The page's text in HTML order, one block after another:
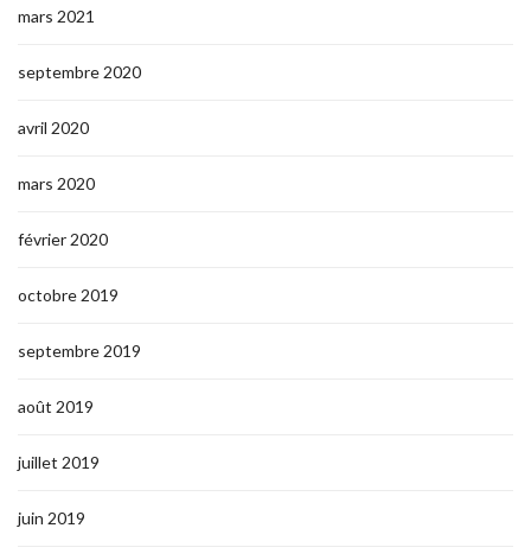
mars 2021
septembre 2020
avril 2020
mars 2020
février 2020
octobre 2019
septembre 2019
août 2019
juillet 2019
juin 2019